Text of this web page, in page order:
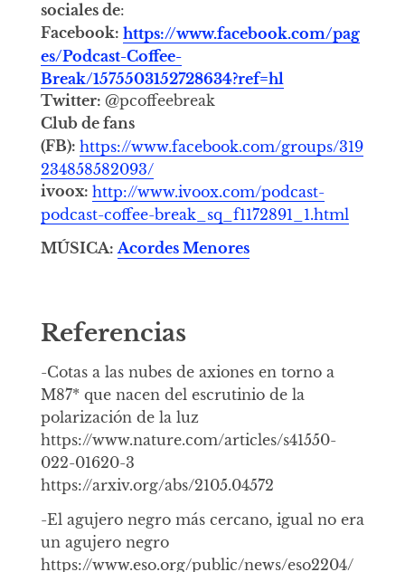
sociales de:
Facebook: https://www.facebook.com/pag
es/Podcast-Coffee-
Break/1575503152728634?ref=hl
Twitter: @pcoffeebreak
Club de fans
(FB): https://www.facebook.com/groups/319
234858582093/
ivoox: http://www.ivoox.com/podcast-
podcast-coffee-break_sq_f1172891_1.html
MÚSICA:Acordes Menores
Referencias
-Cotas a las nubes de axiones en torno a
M87* que nacen del escrutinio de la
polarización de la luz
https://www.nature.com/articles/s41550-
022-01620-3
https://arxiv.org/abs/2105.04572
-El agujero negro más cercano, igual no era
un agujero negro
https://www.eso.org/public/news/eso2204/